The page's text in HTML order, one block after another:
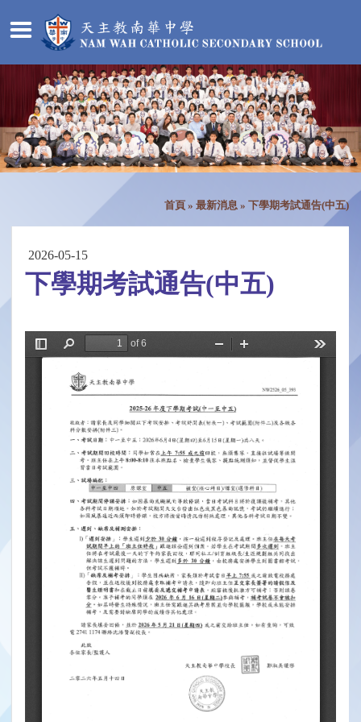
首頁 » 最新消息 » 下學期考試通告(中五)
2026-05-15
下學期考試通告(中五)